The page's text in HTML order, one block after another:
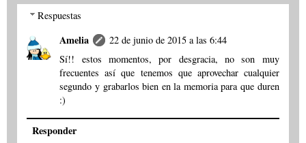
Respuestas
Amelia
22 de junio de 2015 a las 6:44
Sí!! estos momentos, por desgracia, no son muy
frecuentes así que tenemos que aprovechar cualquier
segundo y grabarlos bien en la memoria para que duren
:)
Responder